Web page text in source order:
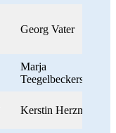
Georg Vater
Marja
Teegelbeckers
Kerstin Herzmann